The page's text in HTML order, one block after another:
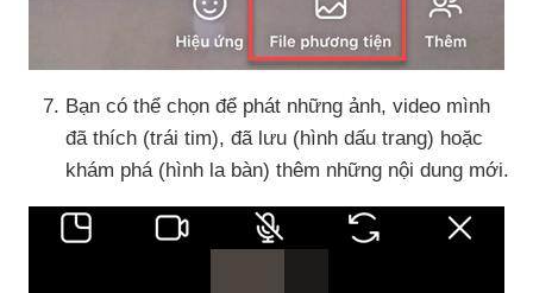
Bạn có thể chọn để phát những ảnh, video mình
đã thích (trái tim), đã lưu (hình dấu trang) hoặc
khám phá (hình la bàn) thêm những nội dung mới.